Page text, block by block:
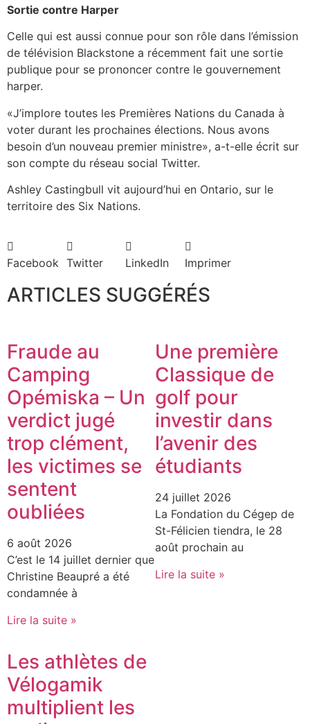
Sortie contre Harper
Celle qui est aussi connue pour son rôle dans l’émission
de télévision Blackstone a récemment fait une sortie
publique pour se prononcer contre le gouvernement
harper.
«J’implore toutes les Premières Nations du Canada à
voter durant les prochaines élections. Nous avons
besoin d’un nouveau premier ministre», a-t-elle écrit sur
son compte du réseau social Twitter.
Ashley Castingbull vit aujourd’hui en Ontario, sur le
territoire des Six Nations.
Facebook Twitter LinkedIn Imprimer
ARTICLES SUGGÉRÉS
Fraude au
Camping
Opémiska – Un
verdict jugé
trop clément,
les victimes se
sentent
oubliées
6 août 2026
C’est le 14 juillet dernier que
Christine Beaupré a été
condamnée à
Lire la suite »
Une première
Classique de
golf pour
investir dans
l’avenir des
étudiants
24 juillet 2026
La Fondation du Cégep de
St-Félicien tiendra, le 28
août prochain au
Lire la suite »
Les athlètes de
Vélogamik
multiplient les